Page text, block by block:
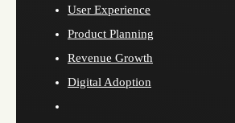
User Experience
Product Planning
Revenue Growth
Digital Adoption